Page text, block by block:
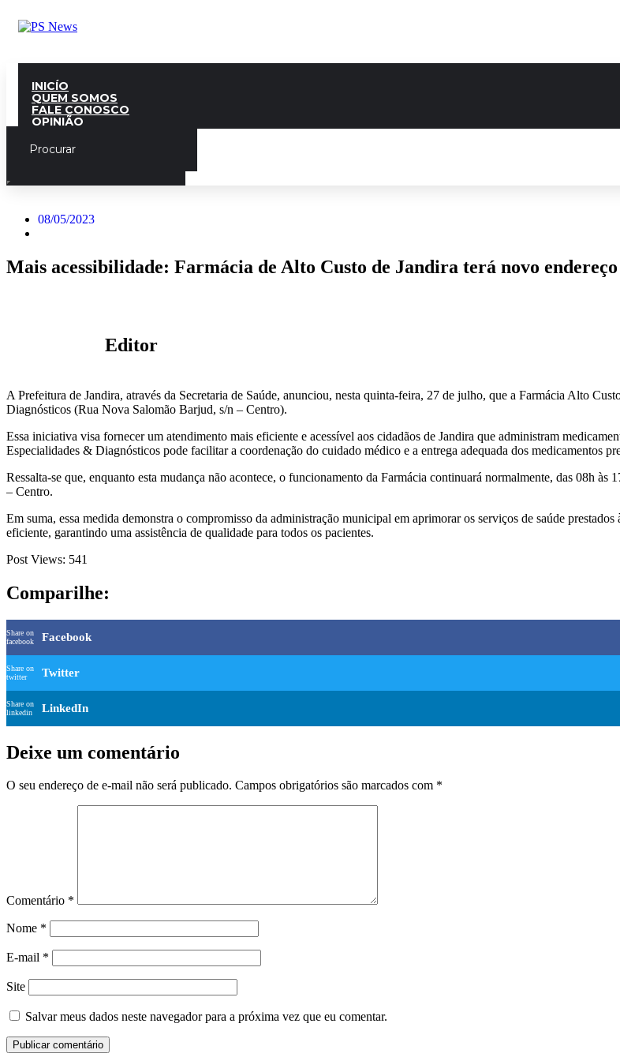
INICÍO
QUEM SOMOS
FALE CONOSCO
OPINIÃO
08/05/2023
Mais acessibilidade: Farmácia de Alto Custo de Jandira terá novo
Editor
A Prefeitura de Jandira, através da Secretaria de Saúde, anunciou, nesta quinta-feira, 27 de julho, que a Farmácia Alto
Diagnósticos (Rua Nova Salomão Barjud, s/n – Centro).
Essa iniciativa visa fornecer um atendimento mais eficiente e acessível aos cidadãos de Jandira que administram
Especialidades & Diagnósticos pode facilitar a coordenação do cuidado médico e a entrega adequada dos medicamentos
Ressalta-se que, enquanto esta mudança não acontece, o funcionamento da Farmácia continuará normalmente, das 08h
– Centro.
Em suma, essa medida demonstra o compromisso da administração municipal em aprimorar os serviços de saúde
eficiente, garantindo uma assistência de qualidade para todos os pacientes.
Post Views: 541
Comparilhe:
Share on
facebook
Facebook
Share on
twitter
Twitter
Share on
linkedin
LinkedIn
Deixe um comentário
O seu endereço de e-mail não será publicado. Campos obrigatórios são marcados com *
Comentário *
Nome *
E-mail *
Site
Salvar meus dados neste navegador para a próxima vez que eu comentar.